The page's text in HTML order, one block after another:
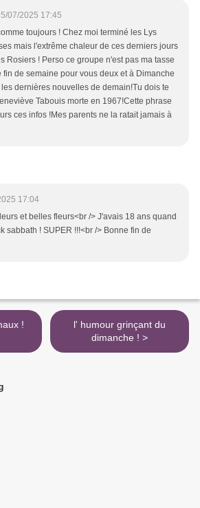
07/2025 17:45
toujours ! Chez moi terminé les Lys
mais l'extrême chaleur de ces derniers jours
Rosiers ! Perso ce groupe n'est pas ma tasse
fin de semaine pour vous deux et à Dimanche
dernières nouvelles de demain!Tu dois te
Tabouis morte en 1967!Cette phrase
ces infos !Mes parents ne la ratait jamais à
17:04
et belles fleurs<br /> J'avais 18 ans quand
sabbath ! SUPER !!!<br /> Bonne fin de
animaux !
l' humour grinçant du
dimanche ! >